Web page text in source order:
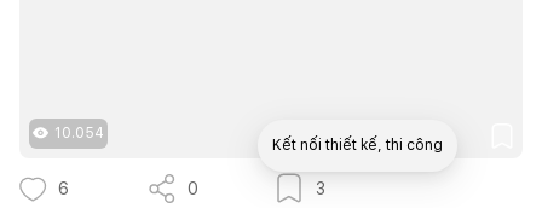
10.054
6 0 3
Kết nối thiết kế, thi công